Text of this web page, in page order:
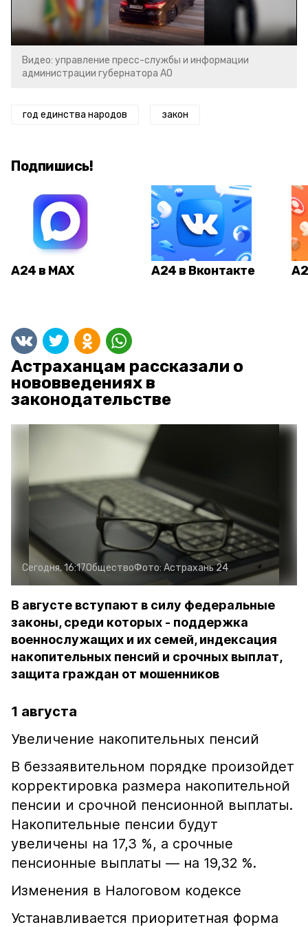
Video
Видео: управление пресс-службы и информации
администрации губернатора АО
год единства народов закон
Подпишись!
А24 в MAX А24 в Вконтакте
Астраханцам рассказали о
нововведениях в
законодательстве
Сегодня, 16:17ОбществоФото: Астрахань 24
В августе вступают в силу федеральные
законы, среди которых - поддержка
военнослужащих и их семей, индексация
накопительных пенсий и срочных выплат,
защита граждан от мошенников
1 августа
Увеличение накопительных пенсий
В беззаявительном порядке произойдет
корректировка размера накопительной
пенсии и срочной пенсионной выплаты.
Накопительные пенсии будут
увеличены на 17,3 %, а срочные
пенсионные выплаты — на 19,32 %.
Изменения в Налоговом кодексе
Устанавливается приоритетная форма